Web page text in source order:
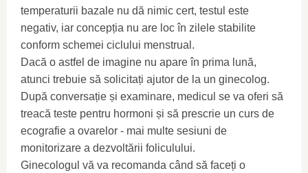
temperaturii bazale nu dă nimic cert, testul este
negativ, iar concepția nu are loc în zilele stabilite
conform schemei ciclului menstrual.
Dacă o astfel de imagine nu apare în prima lună,
atunci trebuie să solicitați ajutor de la un ginecolog.
După conversație și examinare, medicul se va oferi să
treacă teste pentru hormoni și să prescrie un curs de
ecografie a ovarelor - mai multe sesiuni de
monitorizare a dezvoltării foliculului.
Ginecologul vă va recomanda când să faceți o